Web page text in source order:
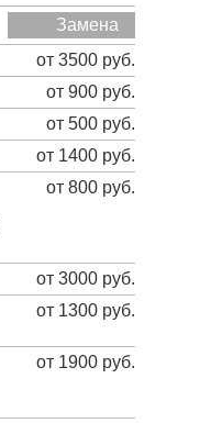
Замена
от 3500 руб.
от 900 руб.
от 500 руб.
от 1400 руб.
от 800 руб.
от 3000 руб.
от 1300 руб.
от 1900 руб.